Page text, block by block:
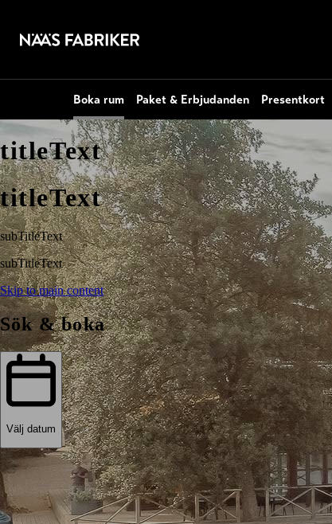
Boka rum Paket & Erbjudanden Presentkort
titleText
titleText
subTitleText
subTitleText
Skip to main content
Sök & boka
Välj datum